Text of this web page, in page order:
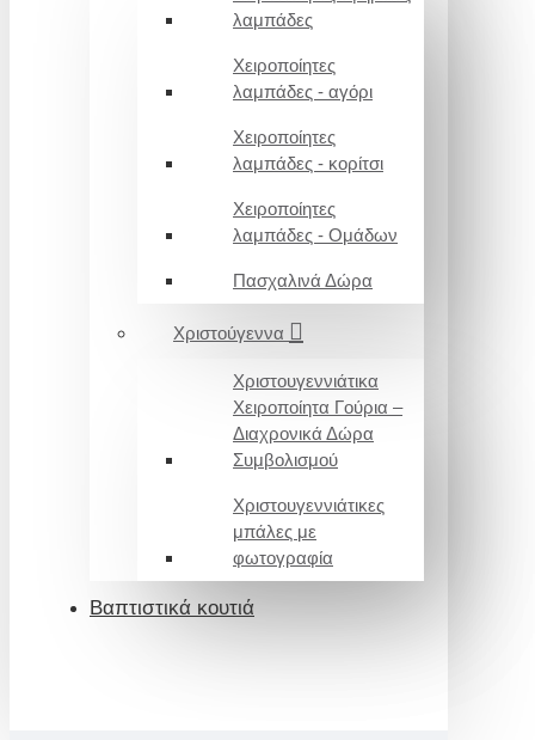
λαμπάδες
Χειροποίητες
λαμπάδες - αγόρι
Χειροποίητες
λαμπάδες - κορίτσι
Χειροποίητες
λαμπάδες - Ομάδων
Πασχαλινά Δώρα
Χριστούγεννα
Χριστουγεννιάτικα
Χειροποίητα Γούρια –
Διαχρονικά Δώρα
Συμβολισμού
Χριστουγεννιάτικες
μπάλες με
φωτογραφία
Βαπτιστικά κουτιά